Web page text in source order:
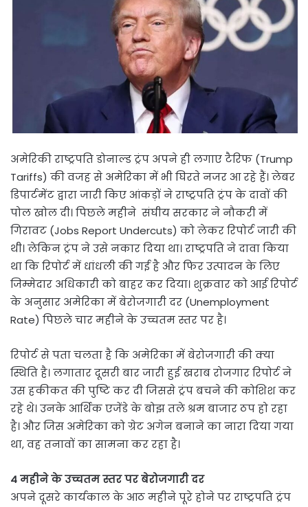
अमेरिकी राष्ट्रपति डोनाल्ड ट्रंप अपने ही लगाए टैरिफ (Trump
Tariffs) की वजह से अमेरिका में भी घिरते नजर आ रहे हैं। लेबर
डिपार्टमेंट द्वारा जारी किए आंकड़ों ने राष्ट्रपति ट्रंप के दावों की
पोल खोल दी। पिछले महीने संघीय सरकार ने नौकरी में
गिरावट (Jobs Report Undercuts) को लेकर रिपोर्ट जारी की
थी। लेकिन ट्रंप ने उसे नकार दिया था। राष्ट्रपति ने दावा किया
था कि रिपोर्ट में धांधली की गई है और फिर उत्पादन के लिए
जिम्मेदार अधिकारी को बाहर कर दिया। शुक्रवार को आई रिपोर्ट
के अनुसार अमेरिका में बेरोजगारी दर (Unemployment
Rate) पिछले चार महीने के उच्चतम स्तर पर है।
रिपोर्ट से पता चलता है कि अमेरिका में बेरोजगारी की क्या
स्थिति है। लगातार दूसरी बार जारी हुई खराब रोजगार रिपोर्ट ने
उस हकीकत की पुष्टि कर दी जिससे ट्रंप बचने की कोशिश कर
रहे थे। उनके आर्थिक एजेंडे के बोझ तले श्रम बाजार ठप हो रहा
है। और जिस अमेरिका को ग्रेट अगेन बनाने का नारा दिया गया
था, वह तनावों का सामना कर रहा है।
4 महीने के उच्चतम स्तर पर बेरोजगारी दर
अपने दूसरे कार्यकाल के आठ महीने पूरे होने पर राष्ट्रपति ट्रंप